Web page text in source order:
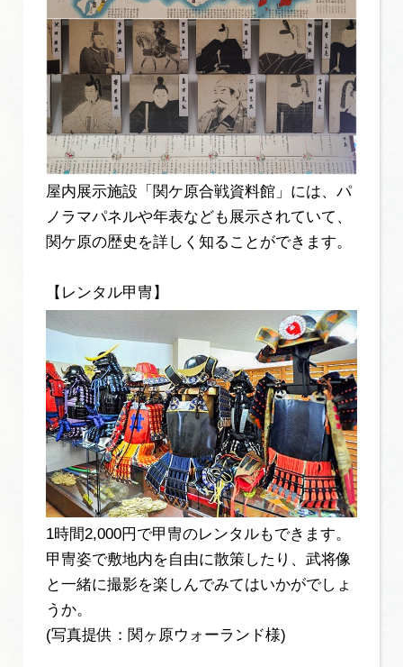
屋内展示施設「関ケ原合戦資料館」には、パ
ノラマパネルや年表なども展示されていて、
関ケ原の歴史を詳しく知ることができます。
【レンタル甲冑】
1時間2,000円で甲冑のレンタルもできます。
甲冑姿で敷地内を自由に散策したり、武将像
と一緒に撮影を楽しんでみてはいかがでしょ
うか。
(写真提供：関ヶ原ウォーランド様)